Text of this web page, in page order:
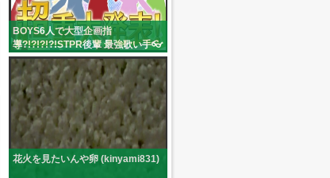
BOYS6人で大型企画指
導?!?!?!?!STPR後輩 最強歌い手👓
🟦 (meganeao_88)
花火を見たいんや卵 (kinyami831)